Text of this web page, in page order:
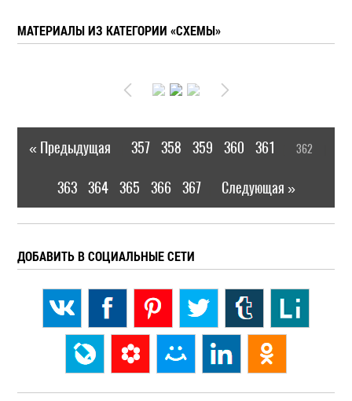
МАТЕРИАЛЫ ИЗ КАТЕГОРИИ «СХЕМЫ»
« Предыдущая 357 358 359 360 361 362
363 364 365 366 367 Следующая »
ДОБАВИТЬ В СОЦИАЛЬНЫЕ СЕТИ